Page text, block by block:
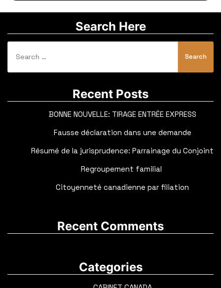
Search Here
for:
Recent Posts
BONNE NOUVELLE: TIRAGE ENTRÉE EXPRESS
Fausse déclaration dans une demande
Résumé de la jurisprudence: Parrainage du Conjoint
Regroupement familial
Citoyenneté canadienne par filiation
Recent Comments
Categories